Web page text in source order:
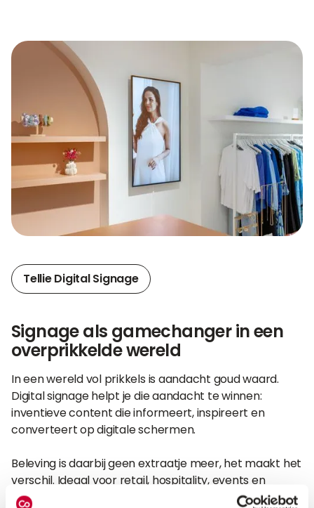
Tellie Digital Signage
Signage als gamechanger in een
overprikkelde wereld
In een wereld vol prikkels is aandacht goud waard.
Digital signage helpt je die aandacht te winnen:
inventieve content die informeert, inspireert en
converteert op digitale schermen.
Beleving is daarbij geen extraatje meer, het maakt het
verschil. Ideaal voor retail, hospitality, events en
corporate omgevingen waar elke seconde telt.